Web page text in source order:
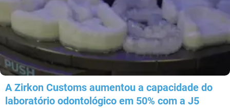
A Zirkon Customs aumentou a capacidade do
laboratório odontológico em 50% com a J5